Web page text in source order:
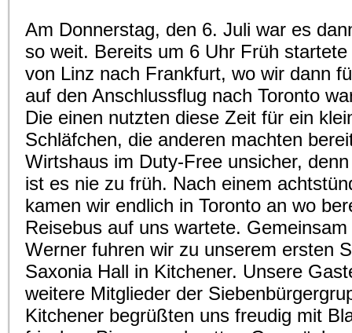
Am Donnerstag, den 6. Juli war es
so weit. Bereits um 6 Uhr Früh
von Linz nach Frankfurt, wo wir dann
auf den Anschlussflug nach Toronto
Die einen nutzten diese Zeit für ein
Schläfchen, die anderen machten
Wirtshaus im Duty-Free unsicher,
ist es nie zu früh. Nach einem
kamen wir endlich in Toronto an wo
Reisebus auf uns wartete.
Werner fuhren wir zu unserem ersten
Saxonia Hall in Kitchener. Unsere
weitere Mitglieder der
Kitchener begrüßten uns freudig mit